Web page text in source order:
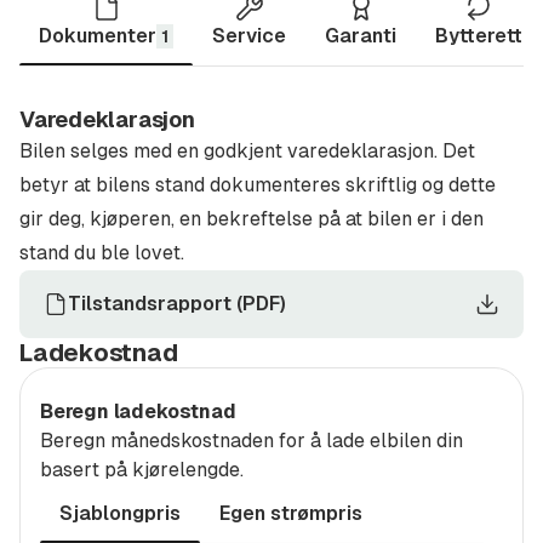
Velger du finansiering via oss går kjøpsprosessen
vesentlig kjappere, og du får i tillegg svært gode
Finansiering / utvidet garanti
Ved kjøp av bil hos oss som finansieres av Santander
Consumer Bank AS, kan du tegne Santander Utvidet
markedets bredeste dekninger med to forsikringer i
én.Den Kosmetiske Garantien
hele nybilgarantiens varighet, som for eksempel
parkeringsskader og skader på karosserideler som kan
repareres med SPOT repair / SMART repair.Utvidet
Bilgarantidekker når nybilgarantien har utløpt. Prisen
er den samme gjennom hele perioden du har
Dokumenter 1 Service Garanti Bytterett
Varedeklarasjon
Bilen selges med en godkjent varedeklarasjon. Det
betyr at bilens stand dokumenteres skriftlig og dette
gir deg, kjøperen, en bekreftelse på at bilen er i den
stand du ble lovet.
Tilstandsrapport (PDF)
Ladekostnad
Beregn ladekostnad
Beregn månedskostnaden for å lade elbilen din
basert på kjørelengde.
Sjablongpris
Egen strømpris